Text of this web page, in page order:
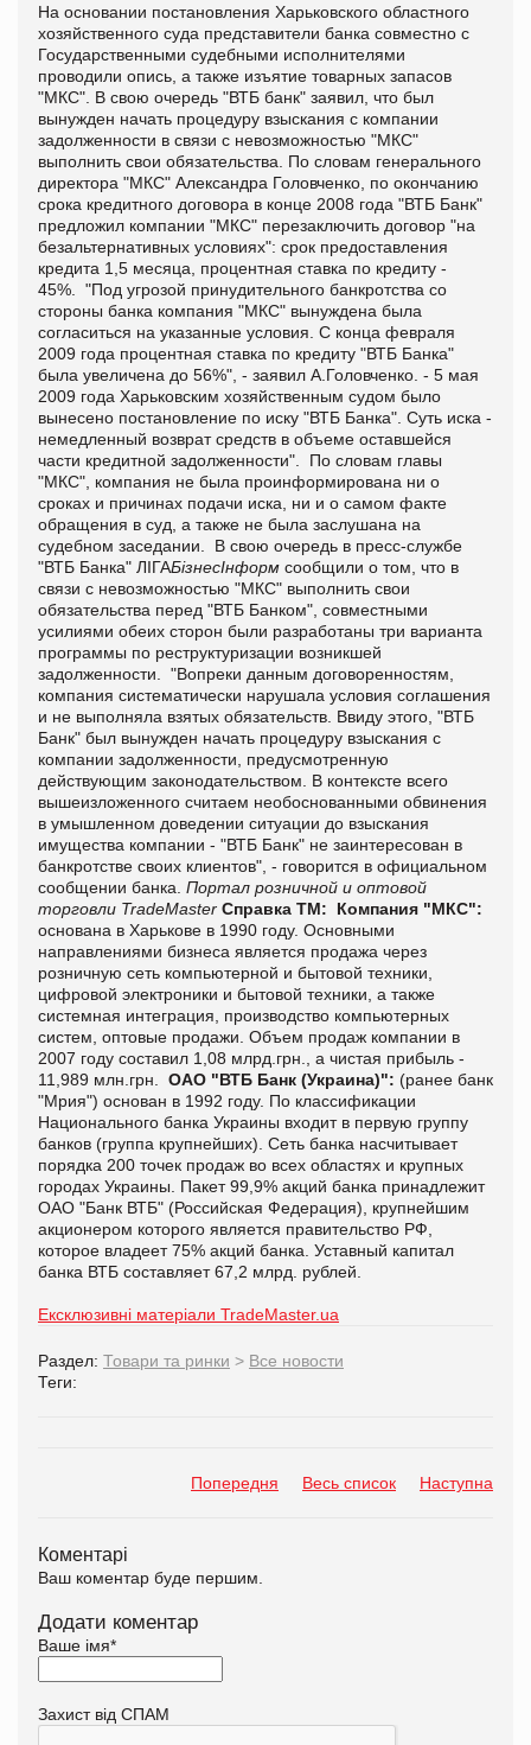
На основании постановления Харьковского областного
хозяйственного суда представители банка совместно с
Государственными судебными исполнителями
проводили опись, а также изъятие товарных запасов
"МКС". В свою очередь "ВТБ банк" заявил, что был
вынужден начать процедуру взыскания с компании
задолженности в связи с невозможностью "МКС"
выполнить свои обязательства. По словам генерального
директора "МКС" Александра Головченко, по окончанию
срока кредитного договора в конце 2008 года "ВТБ Банк"
предложил компании "МКС" перезаключить договор "на
безальтернативных условиях": срок предоставления
кредита 1,5 месяца, процентная ставка по кредиту -
45%. "Под угрозой принудительного банкротства со
стороны банка компания "МКС" вынуждена была
согласиться на указанные условия. С конца февраля
2009 года процентная ставка по кредиту "ВТБ Банка"
была увеличена до 56%", - заявил А.Головченко. - 5 мая
2009 года Харьковским хозяйственным судом было
вынесено постановление по иску "ВТБ Банка". Суть иска -
немедленный возврат средств в объеме оставшейся
части кредитной задолженности". По словам главы
"МКС", компания не была проинформирована ни о
сроках и причинах подачи иска, ни и о самом факте
обращения в суд, а также не была заслушана на
судебном заседании. В свою очередь в пресс-службе
"ВТБ Банка" ЛІГАБізнесІнформ сообщили о том, что в
связи с невозможностью "МКС" выполнить свои
обязательства перед "ВТБ Банком", совместными
усилиями обеих сторон были разработаны три варианта
программы по реструктуризации возникшей
задолженности. "Вопреки данным договоренностям,
компания систематически нарушала условия соглашения
и не выполняла взятых обязательств. Ввиду этого, "ВТБ
Банк" был вынужден начать процедуру взыскания с
компании задолженности, предусмотренную
действующим законодательством. В контексте всего
вышеизложенного считаем необоснованными обвинения
в умышленном доведении ситуации до взыскания
имущества компании - "ВТБ Банк" не заинтересован в
банкротстве своих клиентов", - говорится в официальном
сообщении банка. Портал розничной и оптовой
торговли TradeMaster Справка ТМ:
Компания "МКС":
основана в Харькове в 1990 году. Основными
направлениями бизнеса является продажа через
розничную сеть компьютерной и бытовой техники,
цифровой электроники и бытовой техники, а также
системная интеграция, производство компьютерных
систем, оптовые продажи. Объем продаж компании в
2007 году составил 1,08 млрд.грн., а чистая прибыль -
11,989 млн.грн. ОАО "ВТБ Банк (Украина)": (ранее банк
"Мрия") основан в 1992 году. По классификации
Национального банка Украины входит в первую группу
банков (группа крупнейших). Сеть банка насчитывает
порядка 200 точек продаж во всех областях и крупных
городах Украины. Пакет 99,9% акций банка принадлежит
ОАО "Банк ВТБ" (Российская Федерация), крупнейшим
акционером которого является правительство РФ,
которое владеет 75% акций банка. Уставный капитал
банка ВТБ составляет 67,2 млрд. рублей.
Ексклюзивні матеріали TradeMaster.ua
Раздел: Товари та ринки > Все новости
Теги:
Попередня Весь список Наступна
Коментарі
Ваш коментар буде першим.
Додати коментар
Ваше імя*
Захист від СПАМ